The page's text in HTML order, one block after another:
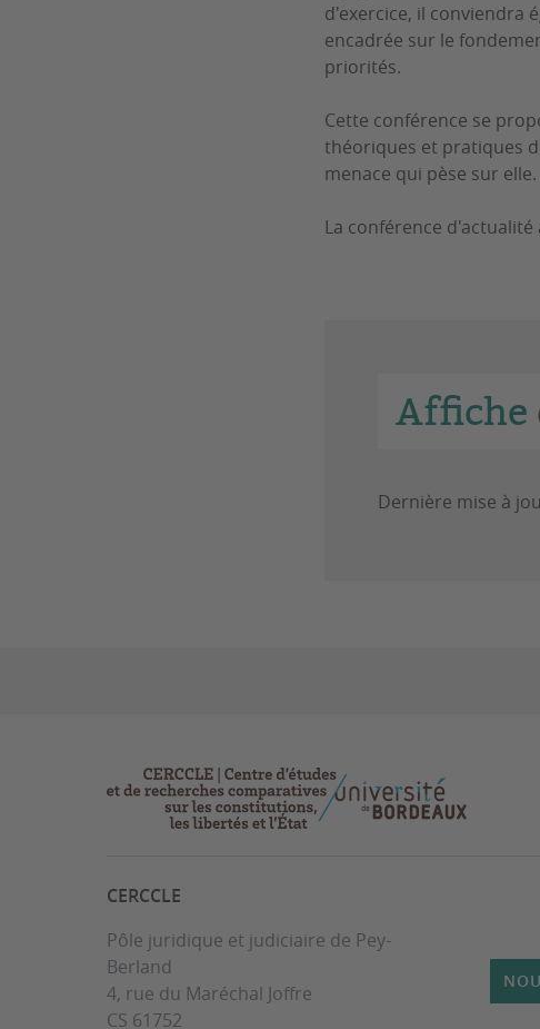
d'exercice, il conviendra
encadrée sur le
priorités.
Cette conférence se
théoriques et pratiques
menace qui pèse sur elle.
La conférence d'actualité
Affiche
Dernière mise à
CERCCLE
Pôle juridique et judiciaire de Pey-
Berland
4, rue du Maréchal Joffre
CS 61752